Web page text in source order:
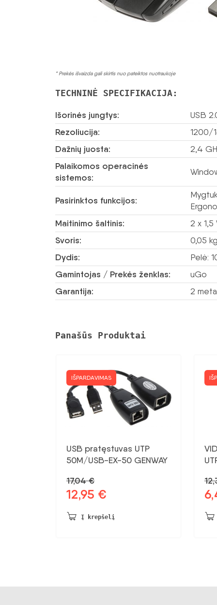
* Prekės išvaizda gali skirtis nuo pateiktos nuotraukoje
TECHNINĖ SPECIFIKACIJA:
Išorinės jungtys: USB
Rezoliucija: 1200/
Dažnių juosta: 2,4
Palaikomos operacinės
sistemos:
Pasirinktos funkcijos:
Maitinimo šaltinis: 2 x
Svoris: 0,05 kg
Dydis: Pelė:
Gamintojas / Prekės ženklas: uGo
Garantija: 2
Panašūs Produktai
IŠPARDAVIMAS
USB pratęstuvas UTP
50M/USB-EX-50 GENWAY
17,04€
Pradinė
buvo:
12,95 €
12,95 €.
Į krepšelį